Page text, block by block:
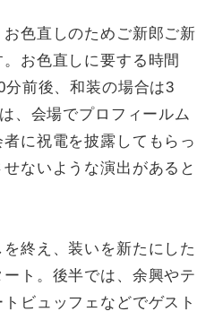
色直しのためご新郎ご新
お色直しに要する時間
前後、和装の場合は3
、会場でプロフィールム
に祝電を披露してもらっ
ないような演出があると
終え、装いを新たにした
ト。後半では、余興やテ
ビュッフェなどでゲスト